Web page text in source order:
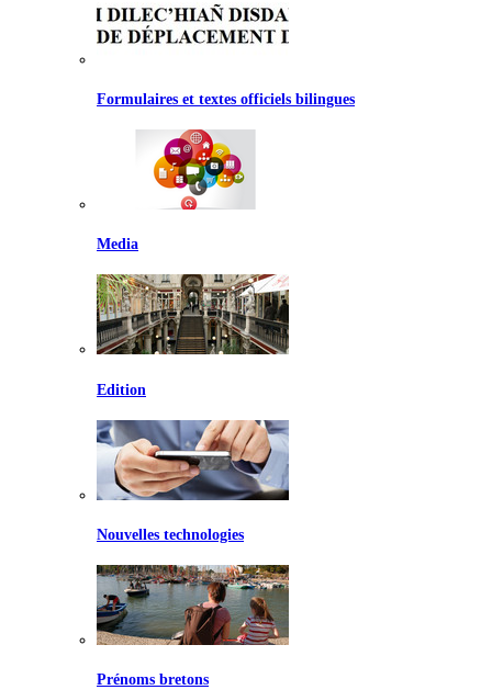
Formulaires et textes officiels bilingues
Media
Edition
Nouvelles technologies
Prénoms bretons